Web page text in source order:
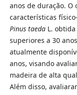
anos de duração. O
características
Pinus taedaL. obtida
superiores a 30
atualmente
anos, visando
madeira de alta
Além disso,